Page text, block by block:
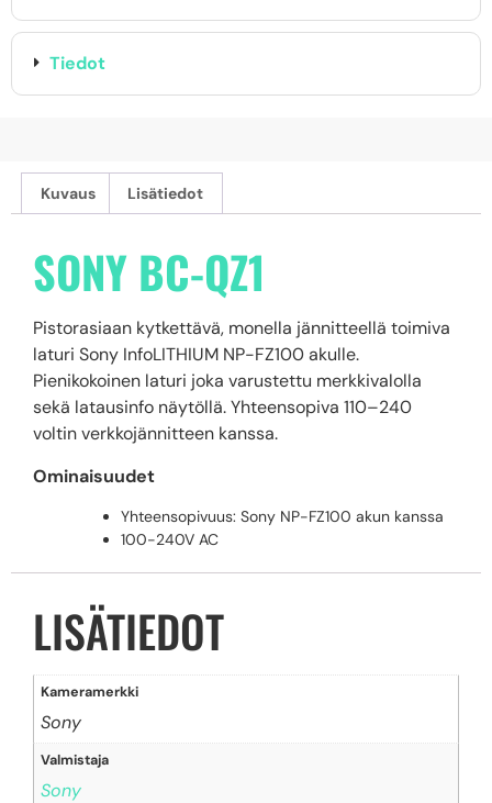
Tiedot
Kuvaus Lisätiedot
SONY BC-QZ1
Pistorasiaan kytkettävä, monella jännitteellä toimiva
laturi Sony InfoLITHIUM NP-FZ100 akulle.
Pienikokoinen laturi joka varustettu merkkivalolla
sekä latausinfo näytöllä. Yhteensopiva 110–240
voltin verkkojännitteen kanssa.
Ominaisuudet
Yhteensopivuus: Sony NP-FZ100 akun kanssa
100-240V AC
LISÄTIEDOT
Kameramerkki
Sony
Valmistaja
Sony